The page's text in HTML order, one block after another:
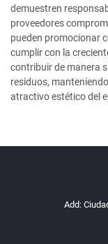
demuestren
proveedores
pueden promocionar
cumplir con la
contribuir de manera
residuos,
atractivo estético del
Add: